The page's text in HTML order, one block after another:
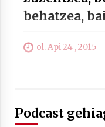
behatzea,
ol. Api 24 , 2015
Podcast